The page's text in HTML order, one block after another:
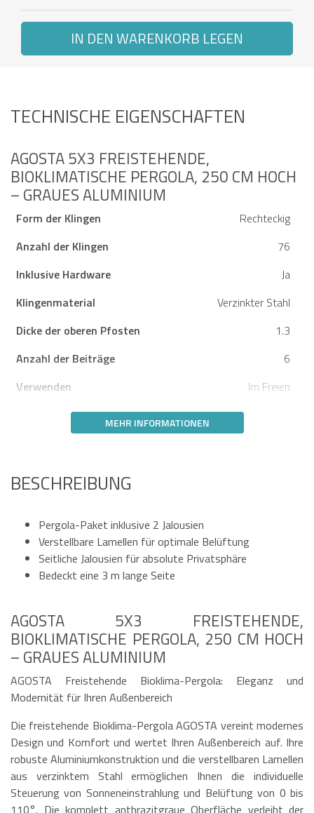
IN DEN WARENKORB LEGEN
TECHNISCHE EIGENSCHAFTEN
AGOSTA 5X3 FREISTEHENDE,
BIOKLIMATISCHE PERGOLA, 250 CM HOCH
– GRAUES ALUMINIUM
Form der Klingen
Rechteckig
Anzahl der Klingen
76
Inklusive Hardware
Ja
Klingenmaterial
Verzinkter Stahl
Dicke der oberen Pfosten
1.3
Anzahl der Beiträge
6
Verwenden
Im Freien
MEHR INFORMATIONEN
BESCHREIBUNG
Pergola-Paket inklusive 2 Jalousien
Verstellbare Lamellen für optimale Belüftung
Seitliche Jalousien für absolute Privatsphäre
Bedeckt eine 3 m lange Seite
AGOSTA 5X3 FREISTEHENDE,
BIOKLIMATISCHE PERGOLA, 250 CM HOCH
– GRAUES ALUMINIUM
AGOSTA Freistehende Bioklima-Pergola: Eleganz und
Modernität für Ihren Außenbereich
Die freistehende Bioklima-Pergola AGOSTA vereint modernes
Design und Komfort und wertet Ihren Außenbereich auf. Ihre
robuste Aluminiumkonstruktion und die verstellbaren Lamellen
aus verzinktem Stahl ermöglichen Ihnen die individuelle
Steuerung von Sonneneinstrahlung und Belüftung von 0 bis